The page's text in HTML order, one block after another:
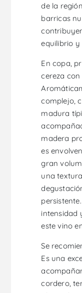
de la
barricas
equilibrio y
En copa,
cereza
complejo,
madura
madera
es
gran
una
intensidad
este vino
Se
Es una
cordero,